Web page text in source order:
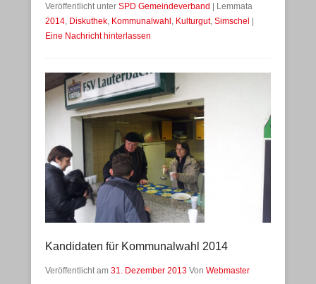
Veröffentlicht unter SPD Gemeindeverband
Lemmata
2014, Diskuthek, Kommunalwahl , Kulturgut, Simschel
Eine Nachricht hinterlassen
Kandidaten für Kommunalwahl 2014
Veröffentlicht am 31. Dezember 2013 Von Webmaster